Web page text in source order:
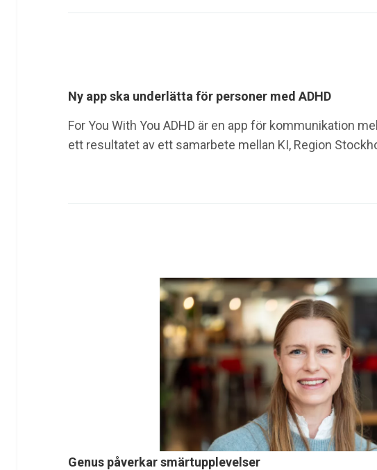
Ny app ska underlätta för personer med ADHD
For You With You ADHD är en app för kommunikation
ett resultatet av ett samarbete mellan KI, Region
Genus påverkar smärtupplevelser